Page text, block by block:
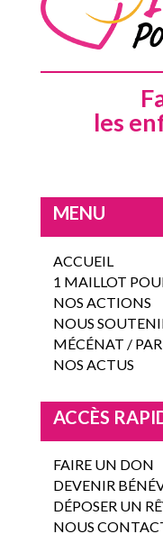
les
MENU
ACCUEIL
1 MAILLOT
NOS ACTIONS
NOUS
MÉCÉNAT /
NOS ACTUS
ACCÈS
FAIRE UN DON
DEVENIR
DÉPOSER UN
NOUS